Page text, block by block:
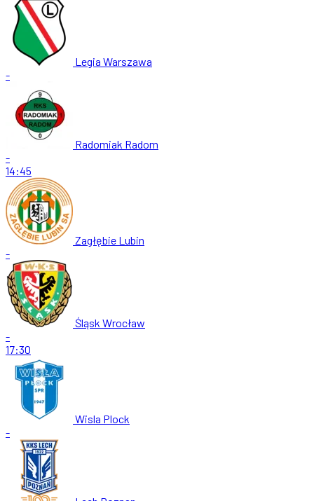
Legia Warszawa
-
Radomiak Radom
-
14:45
Zagłębie Lubin
-
Śląsk Wrocław
-
17:30
Wisla Plock
-